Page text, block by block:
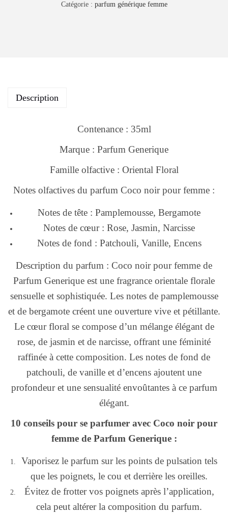
Catégorie : parfum générique femme
Description
Contenance : 35ml
Marque : Parfum Generique
Famille olfactive : Oriental Floral
Notes olfactives du parfum Coco noir pour femme :
Notes de tête : Pamplemousse, Bergamote
Notes de cœur : Rose, Jasmin, Narcisse
Notes de fond : Patchouli, Vanille, Encens
Description du parfum : Coco noir pour femme de
Parfum Generique est une fragrance orientale florale
sensuelle et sophistiquée. Les notes de pamplemousse
et de bergamote créent une ouverture vive et pétillante.
Le cœur floral se compose d’un mélange élégant de
rose, de jasmin et de narcisse, offrant une féminité
raffinée à cette composition. Les notes de fond de
patchouli, de vanille et d’encens ajoutent une
profondeur et une sensualité envoûtantes à ce parfum
élégant.
10 conseils pour se parfumer avec Coco noir pour
femme de Parfum Generique :
Vaporisez le parfum sur les points de pulsation tels
que les poignets, le cou et derrière les oreilles.
Évitez de frotter vos poignets après l’application,
cela peut altérer la composition du parfum.